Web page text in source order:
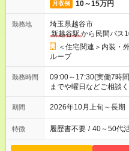
月収例 10～15万円
勤務地
埼玉県越谷市
新越谷駅から民間バス
＜住宅関連＞内装・
ループ
勤務時間
09:00～17:30(実働7時
までや曜日などご相談
期間 2026年10月上旬～長
特徴 履歴書不要 / 40～50代